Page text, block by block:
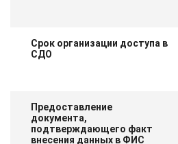
Срок организации доступа в
СДО
Предоставление
документа,
подтверждающего факт
внесения данных в ФИС
ChatApp
online